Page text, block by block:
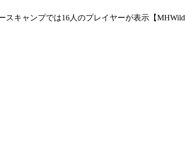
キャンプでは16人のプレイヤーが表示【